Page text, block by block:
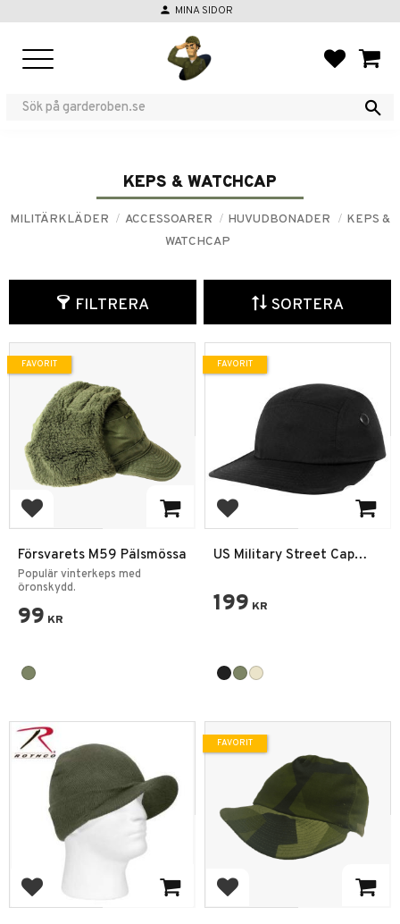
person MINA SIDOR
KEPS & WATCHCAP
MILITÄRKLÄDER ACCESSOARER HUVUDBONADER
KEPS &
WATCHCAP
FILTRERA SORTERA
Lägg till i favoriter
Försvarets M59 Pälsmössa
Populär vinterkeps med
öronskydd.
99 KR
FAVORIT
Lägg till i favoriter
US Military Street Cap
199 KR
FAVORIT
Lägg till i favoriter Lägg till i favoriter
FAVORIT